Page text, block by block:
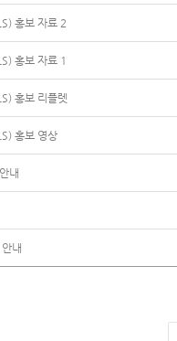
홍보 자료 2
홍보 자료 1
홍보 리플렛
홍보 영상
내
내